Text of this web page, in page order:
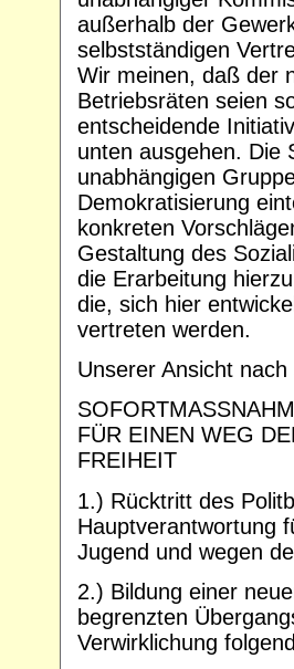
außerhalb der
selbstständigen
Wir meinen, daß der
Betriebsräten seien
entscheidende
unten ausgehen. Die
unabhängigen
Demokratisierung
konkreten
Gestaltung des
die Erarbeitung
die, sich hier
vertreten werden.
Unserer Ansicht
FÜR EINEN WEG
FREIHEIT
1.) Rücktritt des
Hauptverantwortung
Jugend und wegen
2.) Bildung einer
begrenzten
Verwirklichung